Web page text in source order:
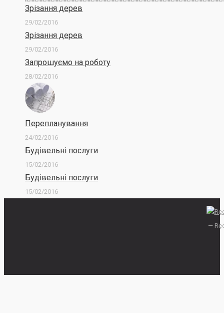
Зрізання дерев
29/02/2016
Зрізання дерев
29/02/2016
Запрошуємо на роботу
28/02/2016
Перепланування
24/02/2016
Будівельні послуги
15/02/2016
Будівельні послуги
15/02/2016
—